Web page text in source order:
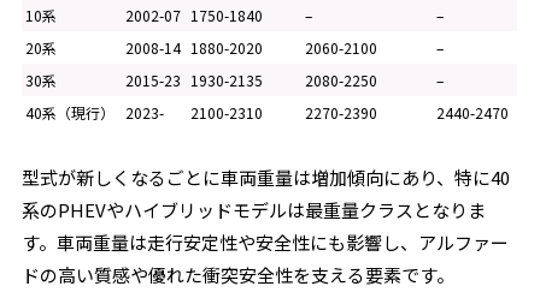
10系
2002-07 1750-1840 –
–
20系
2008-14 1880-2020 2060-2100
–
30系
2015-23 1930-2135 2080-2250
–
40系（現行）
2023- 2100-2310 2270-2390 2440-2470
型式が新しくなるごとに車両重量は増加傾向にあり、特に40
系のPHEVやハイブリッドモデルは最重量クラスとなりま
す。車両重量は走行安定性や安全性にも影響し、アルファー
ドの高い質感や優れた衝突安全性を支える要素です。